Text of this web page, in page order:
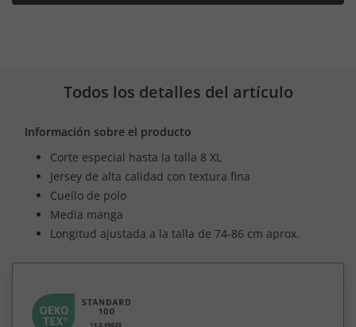
Todos los detalles del artículo
Información sobre el producto
Corte especial hasta la talla 8 XL
Jersey de alta calidad con textura fina
Cuello de polo
Media manga
Longitud ajustada a la talla de 74-86 cm aprox.